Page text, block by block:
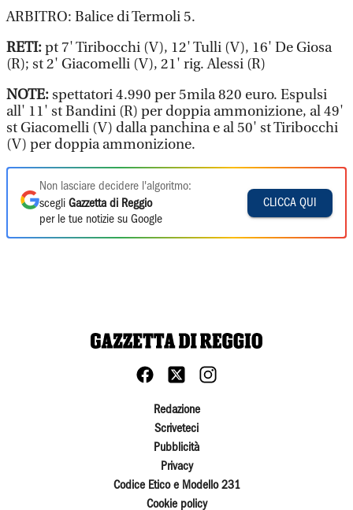
ARBITRO: Balice di Termoli 5.
RETI:pt 7' Tiribocchi (V), 12' Tulli (V), 16' De Giosa
(R); st 2' Giacomelli (V), 21' rig. Alessi (R)
NOTE:spettatori 4.990 per 5mila 820 euro. Espulsi
all' 11' st Bandini (R) per doppia ammonizione, al 49'
st Giacomelli (V) dalla panchina e al 50' st Tiribocchi
(V) per doppia ammonizione.
Non lasciare decidere l'algoritmo:
scegli Gazzetta di Reggio
per le tue notizie su Google
CLICCA QUI
Redazione
Scriveteci
Pubblicità
Privacy
Codice Etico e Modello 231
Cookie policy